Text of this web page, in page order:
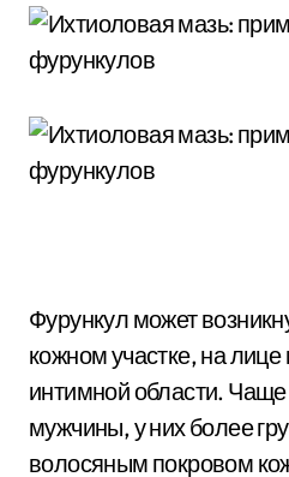
Фурункул может
кожном участке, на
интимной области.
мужчины, у них более
волосяным покровом